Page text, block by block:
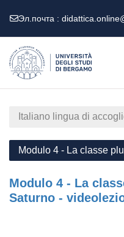
Эл.почта :
Italiano lingua di
Modulo 4 - La classe
Modulo 4 - La
Saturno -